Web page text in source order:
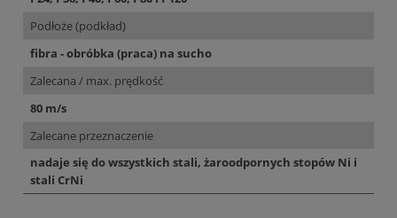
Podłoże (podkład)
fibra - obróbka (praca) na sucho
Zalecana / max. prędkość
80 m/s
Zalecane przeznaczenie
nadaje się do wszystkich stali, żaroodpornych stopów Ni i
stali CrNi